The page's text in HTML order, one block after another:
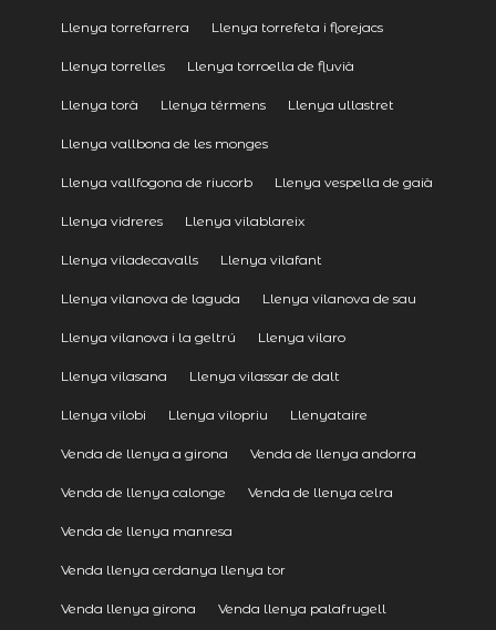
Llenya torrefarrera Llenya torrefeta i florejacs
Llenya torrelles Llenya torroella de fluvià
Llenya torà Llenya térmens Llenya ullastret
Llenya vallbona de les monges
Llenya vallfogona de riucorb Llenya vespella de gaià
Llenya vidreres Llenya vilablareix
Llenya viladecavalls Llenya vilafant
Llenya vilanova de laguda Llenya vilanova de sau
Llenya vilanova i la geltrú Llenya vilaro
Llenya vilasana Llenya vilassar de dalt
Llenya vilobi Llenya vilopriu Llenyataire
Venda de llenya a girona Venda de llenya andorra
Venda de llenya calonge Venda de llenya celra
Venda de llenya manresa
Venda llenya cerdanya llenya tor
Venda llenya girona Venda llenya palafrugell